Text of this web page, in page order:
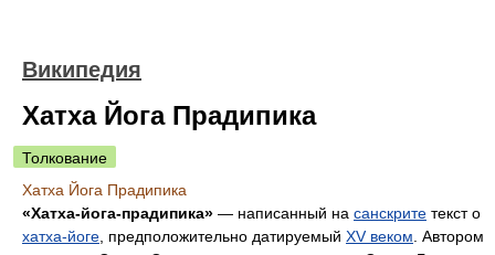
Википедия
Хатха Йога Прадипика
Толкование
Хатха Йога Прадипика
«Хатха-йога-прадипика» — написанный на санскрите текст о
хатха-йоге , предположительно датируемый XV веком . Автором